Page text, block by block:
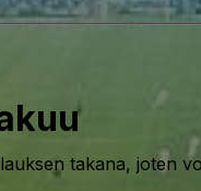
takana, joten